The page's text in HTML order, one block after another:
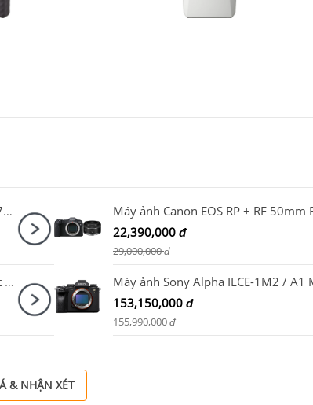
Sony Alpha A7 Mark IV Body + Sony FE 24-70mm F2.8 GM II + SmallRig Cage 3667B + SmallRig ARRI Locating Top Handle 3765
Máy ảnh Canon EOS RP + RF 50mm
22,390,000 đ
29,000,000đ
Máy ảnh Sony Alpha ILCE-6400K/ A6400 Kit 16-50mm F3.5-5.6 OSS II
153,150,000 đ
155,990,000đ
& NHẬN XÉT